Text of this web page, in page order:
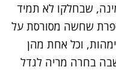
שבחלקו לא תמיד
שחשה מסורסת על
וכל אחת מהן
בחרה מריה לגדל